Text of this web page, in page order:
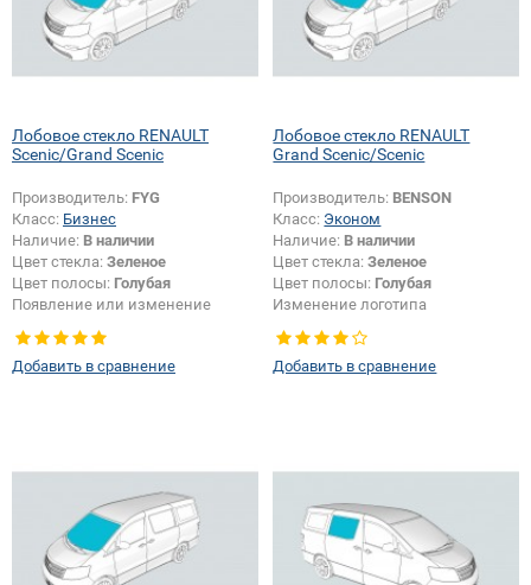
Лобовое стекло RENAULT
Scenic/Grand Scenic
Производитель: FYG
Класс: Бизнес
Наличие: В наличии
Цвет стекла: Зеленое
Цвет полосы: Голубая
Появление или изменение
Добавить в сравнение
Лобовое стекло RENAULT
Grand Scenic/Scenic
Производитель: BENSON
Класс: Эконом
Наличие: В наличии
Цвет стекла:Зеленое
Цвет полосы: Голубая
Изменение логотипа
Добавить в сравнение